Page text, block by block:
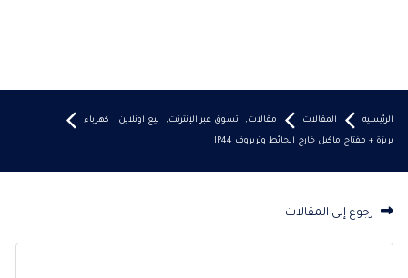
الرئيسيه المقالات مقالات, تسوق عبر الإنترنت, بيع اونلاين, كهرباء
بريزة + مفتاح ماكيل خارج الحائط وتربروف IP44
رجوع إلى المقالات